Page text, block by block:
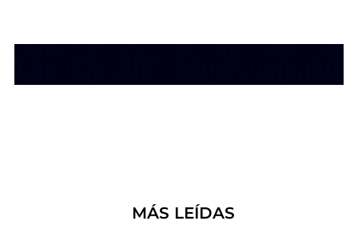
MÁS LEÍDAS